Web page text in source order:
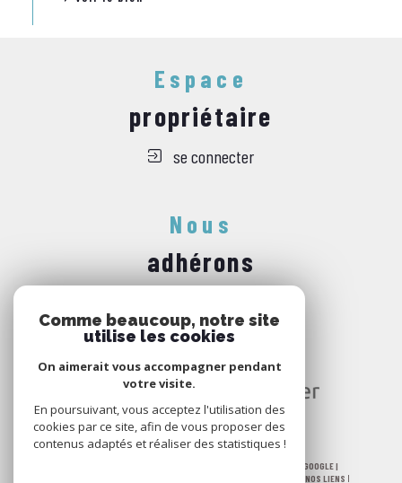
Espace
propriétaire
se connecter
Nous
adhérons
© 2026 | TOUS DROITS RÉSERVÉS | TRADUCTION POWERED BY GOOGLE |
NOS LIENS
Comme beaucoup, notre site
utilise les cookies
On aimerait vous accompagner pendant
votre visite.
En poursuivant, vous acceptez l'utilisation des
cookies par ce site, afin de vous proposer des
contenus adaptés et réaliser des statistiques !